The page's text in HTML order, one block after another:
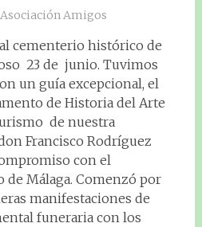
Asociación Amigos
cementerio histórico de
23 de junio. Tuvimos
un guía excepcional, el
de Historia del Arte
de nuestra
Francisco Rodríguez
con el
Málaga. Comenzó por
manifestaciones de
funeraria con los